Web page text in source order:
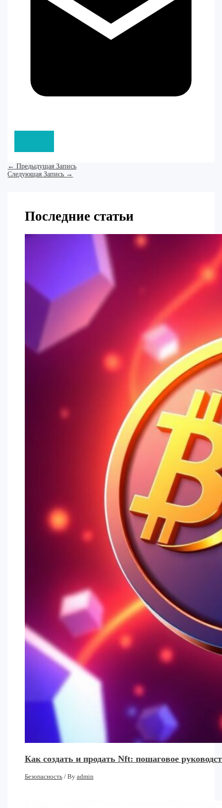
← Предыдущая Запись
Следующая Запись →
Последние статьи
Как создать и продать Nft: пошаговое
Безопасность/ By admin